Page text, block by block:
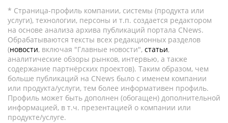
* Страница-профиль компании, системы (продукта или
услуги), технологии, персоны и т.п. создается редактором
на основе анализа архива публикаций портала CNews.
Обрабатываются тексты всех редакционных разделов
(новости, включая "Главные новости", статьи,
аналитические обзоры рынков, интервью, а также
содержание партнёрских проектов). Таким образом, чем
больше публикаций на CNews было с именем компании
или продукта/услуги, тем более информативен профиль.
Профиль может быть дополнен (обогащен) дополнительной
информацией, в т.ч. презентацией о компании или
продукте/услуге.